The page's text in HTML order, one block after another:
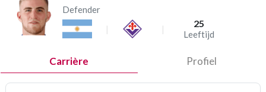
Defender
25
Leeftijd
Carrière Profiel